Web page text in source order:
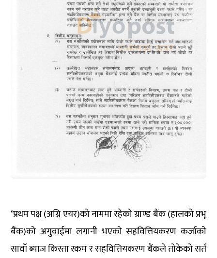
‘प्रथम पक्ष (अग्नि एयर)को नाममा रहेको ग्राण्ड बैंक (हालको प्रभू
बैंक)को अगुवाईमा लगानी भएको सहवित्तियकरण कर्जाको
सावाँ ब्याज किस्ता रकम र सहवित्तियकरण बैंकले तोकेको सर्त